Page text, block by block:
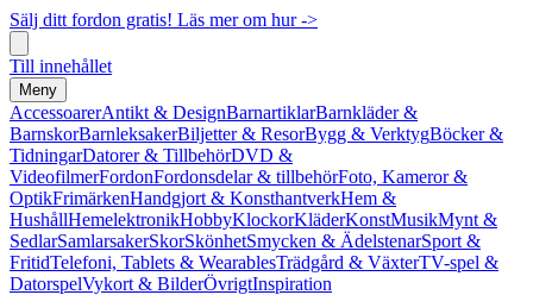
Sälj ditt fordon gratis! Läs mer om hur ->
Till innehållet
Meny
AccessoarerAntikt & DesignBarnartiklarBarnkläder &
BarnskorBarnleksakerBiljetter & ResorBygg & VerktygBöcker &
TidningarDatorer & TillbehörDVD &
VideofilmerFordonFordonsdelar & tillbehörFoto, Kameror &
OptikFrimärkenHandgjort & KonsthantverkHem &
HushållHemelektronikHobbyKlockorKläderKonstMusikMynt &
SedlarSamlarsakerSkorSkönhetSmycken & ÄdelstenarSport &
FritidTelefoni, Tablets & WearablesTrädgård & VäxterTV-spel &
DatorspelVykort & BilderÖvrigtInspiration